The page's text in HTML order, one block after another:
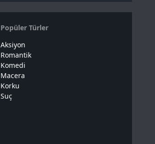
Popüler Türler
Aksiyon
Romantik
Komedi
Macera
Korku
Suç